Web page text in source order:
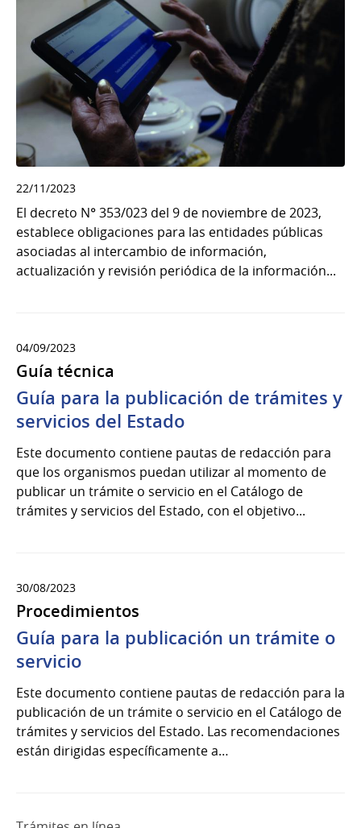
22/11/2023
El decreto N° 353/023 del 9 de noviembre de 2023,
establece obligaciones para las entidades públicas
asociadas al intercambio de información,
actualización y revisión periódica de la información...
04/09/2023
Guía técnica
Guía para la publicación de trámites y
servicios del Estado
Este documento contiene pautas de redacción para
que los organismos puedan utilizar al momento de
publicar un trámite o servicio en el Catálogo de
trámites y servicios del Estado, con el objetivo...
30/08/2023
Procedimientos
Guía para la publicación un trámite o
servicio
Este documento contiene pautas de redacción para la
publicación de un trámite o servicio en el Catálogo de
trámites y servicios del Estado. Las recomendaciones
están dirigidas específicamente a…